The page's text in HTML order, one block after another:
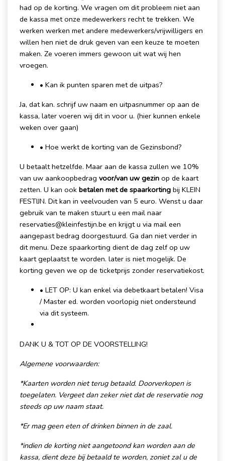
had op de korting. We vragen om dit probleem niet aan
de kassa met onze medewerkers recht te trekken. We
werken werken met andere medewerkers/vrijwilligers en
willen hen niet de druk geven van een keuze te moeten
maken. Ze voeren immers gewoon uit wat wij hen
vroegen.
• Kan ik punten sparen met de uitpas?
Ja, dat kan. schrijf uw naam en uitpasnummer op aan de
kassa, later voeren wij dit in voor u. (hier kunnen enkele
weken over gaan)
• Hoe werkt de korting van de Gezinsbond?
U betaalt hetzelfde. Maar aan de kassa zullen we 10%
van uw aankoopbedrag voor/van uw gezin op de kaart
zetten. U kan ook betalen met de spaarkorting bij KLEIN
FESTIJN. Dit kan in veelvouden van 5 euro. Wenst u daar
gebruik van te maken stuurt u een mail naar
reservaties@kleinfestijn.be en krijgt u via mail een
aangepast bedrag doorgestuurd. Ga dan niet verder in
dit menu. Deze spaarkorting dient de dag zelf op uw
kaart geplaatst te worden. later is niet mogelijk. De
korting geven we op de ticketprijs zonder reservatiekost.
• LET OP: U kan enkel via debetkaart betalen! Visa
/ Master ed. worden voorlopig niet ondersteund
via dit systeem.
DANK U & TOT OP DE VOORSTELLING!
Algemene voorwaarden:
*Kaarten worden niet terug betaald. Doorverkopen is
toegelaten. Vergeet dan zeker niet dat de reservatie nog
steeds op uw naam staat.
*Er mag geen eten of drinken binnen in de zaal.
*indien de kor ting niet aangetoond kan worden aan de
kassa, dient deze bij betaald te worden, zoniet zal u de